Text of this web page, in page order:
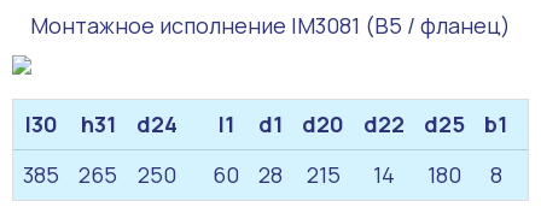
Монтажное исполнение IM3081 (B5 / фланец)
l30 h31 d24 l1 d1 d20 d22 d25 b1
385
265 250 60 28 215 14 180 8